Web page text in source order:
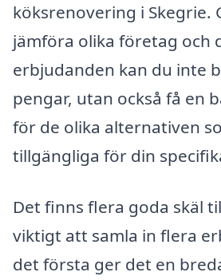
köksrenovering i Skegrie.
jämföra olika företag och
erbjudanden kan du inte
pengar, utan också få en
för de olika alternativen
tillgängliga för din
Det finns flera goda skäl
viktigt att samla in flera
det första ger det en